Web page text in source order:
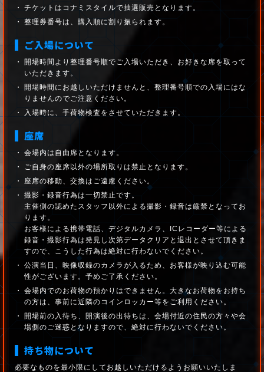
チケットはコナミスタイルで抽選販売となります。
整理券番号は、購入順に割り振られます。
ご入場について
開場時間より整理番号順でご入場いただき、お好きな席を取って
いただきます。
開場時間にお越しいただけませんと、整理番号順での入場にはな
りませんのでご注意ください。
入場時に、手荷物検査をさせていただきます。
座席
会場内は自由席となります。
ご自身の座席以外の場所取りは禁止となります。
座席の移動、交換はご遠慮ください。
撮影・録音行為は一切禁止です。
主催側の認めたスタッフ以外による撮影・録音は厳禁となってお
ります。
お客様による携帯電話、デジタルカメラ、ICレコーダー等による
録音・撮影行為は発見し次第データクリアと退出とさせて頂きま
すので、こうした行為は絶対に行わないでください。
公演当日、映像収録のカメラが入るため、お客様が映り込む可能
性がございます。予めご了承ください。
会場内でのお荷物の預かりはできません。大きなお荷物をお持ち
の方は、事前に近隣のコインロッカー等をご利用ください。
開場前の入待ち、開演後の出待ちは、会場付近の住民の方々や会
場側のご迷惑となりますので、絶対に行わないでください。
持ち物について
必要なものを最小限にしてお越しいただけるようお願いいたしま